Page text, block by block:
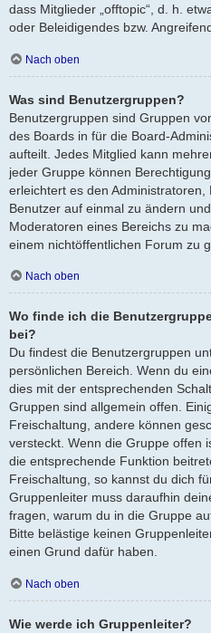
dass Mitglieder „offtopic“, d. h.
oder Beleidigendes bzw.
Nach oben
Was sind Benutzergruppen?
Benutzergruppen sind Gruppen
des Boards in für die Board-
aufteilt. Jedes Mitglied kann
jeder Gruppe können
erleichtert es den
Benutzer auf einmal zu ändern
Moderatoren eines Bereichs zu
einem nichtöffentlichen Forum zu
Nach oben
Wo finde ich die
bei?
Du findest die Benutzergruppen
persönlichen Bereich. Wenn du
dies mit der entsprechenden
Gruppen sind allgemein offen.
Freischaltung, andere können
versteckt. Wenn die Gruppe offen
die entsprechende Funktion
Freischaltung, so kannst du dich
Gruppenleiter muss daraufhin
fragen, warum du in die Gruppe
Bitte belästige keinen
einen Grund dafür haben.
Nach oben
Wie werde ich Gruppenleiter?